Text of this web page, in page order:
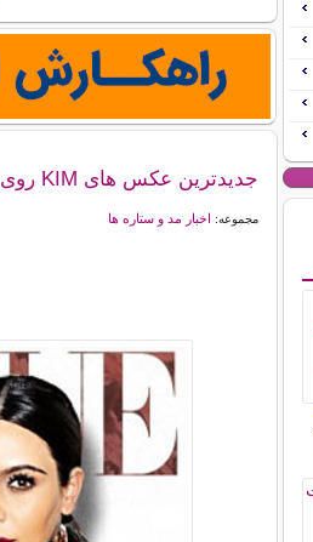
جدیدترین عکس های KIM روی مجله VOGUE
مجموعه: اخبار مد و ستاره ها